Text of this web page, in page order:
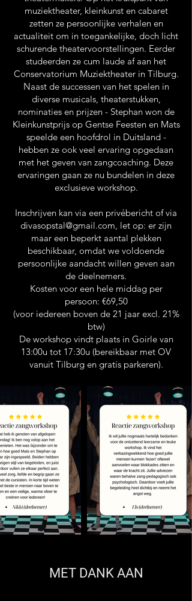
muziektheater, kleinkunst en cabaret
zetten ze persoonlijke verhalen en
actualiteit om in toegankelijke, doch licht
schurende theatervoorstellingen. Eerder
studeerden ze cum laude af aan het
Conservatorium Muziektheater in Tilburg.
Naast de successen van het spelen in
diverse musicals, theaterstukken,
nominaties en prijzen - Stephan won de
Kleinkunstprijs op Gentse Feesten en Mats
speelde een hoofdrol in Duitsland -
hebben ze ook veel ervaring opgedaan
met het geven van zangcoaching. Deze
ervaringen gaan ze nu bundelen in deze
exclusieve workshop.
Inschrijven kan via een privébericht of via
divasopstal@gmail.com, let op: er zijn
maar een beperkt aantal plekken
beschikbaar, omdat we voldoende
persoonlijke aandacht willen geven aan
de deelnemers.
Kosten voor een hele middag per
persoon: €69,50
(voor iedereen boven de 21 jaar excl. 21%
btw)
De workshop vindt plaats in Goirle van
13:00u tot 17:30u (bereikbaar met OV
vanuit Tilburg en gratis parkeren).
MET DANK AAN